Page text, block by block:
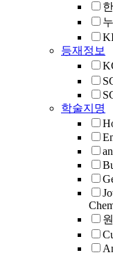
등재정보
학술지명